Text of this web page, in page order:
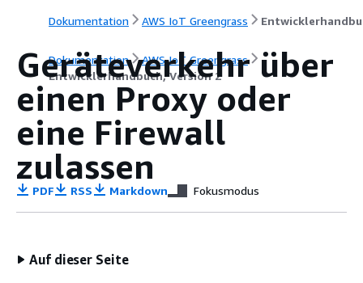
Dokumentation AWS IoT Greengrass
Dokumentation
AWS IoT Greengrass
Entwicklerhandbuch, Version 2
Geräteverkehr über
einen Proxy oder
eine Firewall
zulassen
PDF RSS Markdown Fokusmodus
Auf dieser Seite